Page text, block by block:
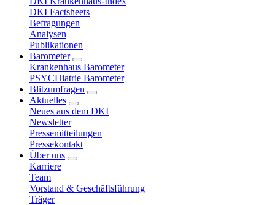
DKI Factsheets
Befragungen
Analysen
Publikationen
Barometer
Krankenhaus Barometer
PSYCHiatrie Barometer
Blitzumfragen
Aktuelles
Neues aus dem DKI
Newsletter
Pressemitteilungen
Pressekontakt
Über uns
Karriere
Team
Vorstand & Geschäftsführung
Träger